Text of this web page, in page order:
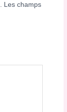
Les champs